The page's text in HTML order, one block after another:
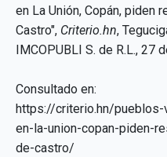
en La Unión, Copán, piden
Castro", Criterio.hn,
IMCOPUBLI S. de R.L., 27
Consultado en:
https://criterio.hn/
en-la-union-copan-piden-
de-castro/